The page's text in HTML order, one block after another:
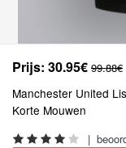
Prijs: 30.95€ 99.88€
Manchester United
Korte Mouwen
|